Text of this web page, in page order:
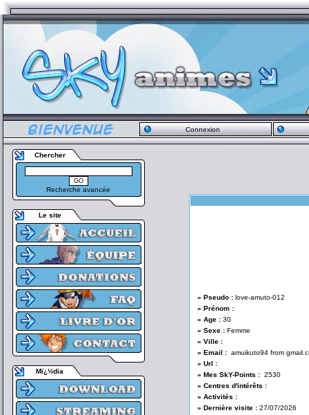
Connexion
Chercher
Recherche avancée
Le site
Mï¿½dia
» Pseudo : love-amuto-012
» Prénom :
» Age : 30
» Sexe : Femme
» Ville :
» Email : amuikuto94 from
» Url :
» Mes SkY-Points : 2530
» Centres d'intérêts :
» Activités :
» Dernière visite : 27/07/2026